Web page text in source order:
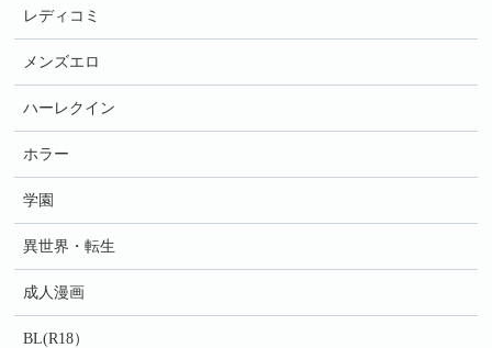
レディコミ
メンズエロ
ハーレクイン
ホラー
学園
異世界・転生
成人漫画
BL(R18）